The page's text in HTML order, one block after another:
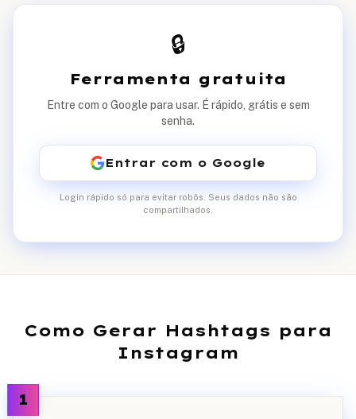
🔒
Ferramenta gratuita
Entre com o Google para usar. É rápido, grátis e sem
senha.
Entrar com o Google
Login rápido só para evitar robôs. Seus dados não são
compartilhados.
Como Gerar Hashtags para
Instagram
1